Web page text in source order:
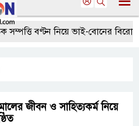
বণ্টন নিয়ে ভাই-বোনের বিরোধ,
জীবন ও সাহিত্যকর্ম নিয়ে